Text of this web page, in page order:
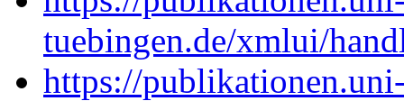
tuebingen.de/xmlui/
https://